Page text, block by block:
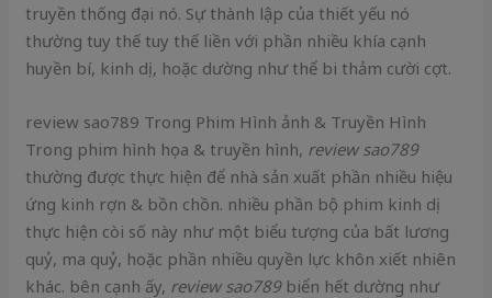
truyền thống đại nó. Sự thành lập của thiết yếu nó
thường tuy thế tuy thế liền với phần nhiều khía cạnh
huyền bí, kinh dị, hoặc dường như thể bi thảm cười cợt.
review sao789 Trong Phim Hình ảnh & Truyền Hình
Trong phim hình họa & truyền hình, review sao789
thường được thực hiện để nhà sản xuất phần nhiều hiệu
ứng kinh rợn & bồn chồn. nhiều phần bộ phim kinh dị
thực hiện còi số này như một biểu tượng của bất lương
quỷ, ma quỷ, hoặc phần nhiều quyền lực khôn xiết nhiên
khác. bên cạnh ấy, review sao789biển hết dường như